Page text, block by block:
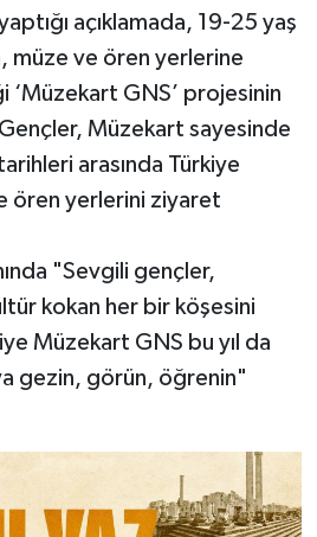
açıklamada, 19-25 yaş
müze ve ören yerlerine
GNS’ projesinin
Gençler, Müzekart sayesinde
arasında Türkiye
ören yerlerini ziyaret
"Sevgili gençler,
kokan her bir köşesini
Müzekart GNS bu yıl da
gezin, görün, öğrenin"